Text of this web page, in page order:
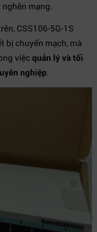
mạng.
CSS106-5G-1S
bị chuyển mạch, mà
việcquản lý và tối
nghiệp.